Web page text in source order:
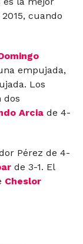
cuando
empujada,
Los
dos
Arciade 4-
Pérez de 4-
de 3-1. El
Cheslor